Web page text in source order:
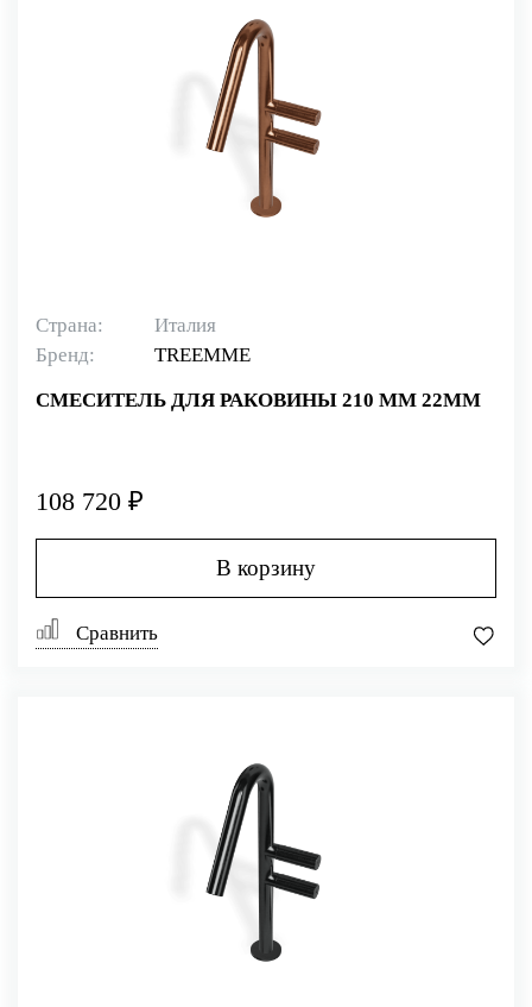
Страна:
Италия
Бренд:
TREEMME
СМЕСИТЕЛЬ ДЛЯ РАКОВИНЫ 210 ММ 22MM
108 720 ₽
В корзину
Сравнить